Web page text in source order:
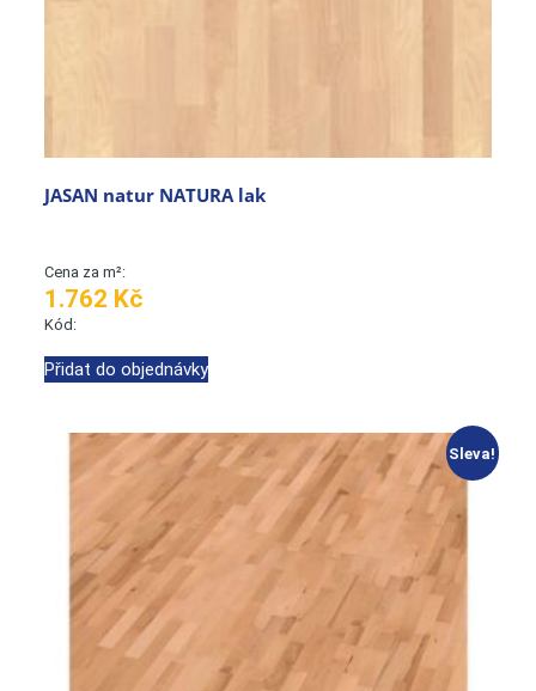
JASAN natur NATURA lak
Cena za m²:
1.762 Kč
Kód:
Přidat do objednávky
Sleva!